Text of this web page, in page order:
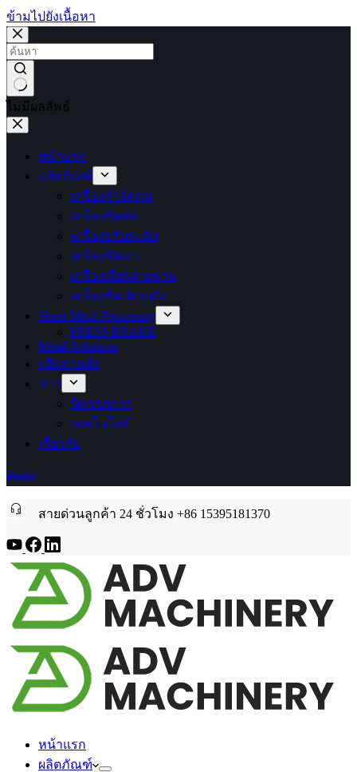
ข้ามไปยังเนื้อหา
ไม่มีผลลัพธ์
หน้าแรก
ผลิตภัณฑ์
เครื่องกำจัดคม
เครื่องขัดท่อ
เครื่องปรับระดับ
เครื่องขัดเงา
เครื่องเจียรสายพาน
เครื่องขัดปลายถัง
Sheet Metal Processing
PRESS BRAKE
Metal-Solutions
ผลิตตามสั่ง
ข่าว
นิทรรศการ
เทคโนโลยี
เกี่ยวกับ
ติดต่อ
สายด่วนลูกค้า 24 ชั่วโมง +86 15395181370
หน้าแรก
ผลิตภัณฑ์